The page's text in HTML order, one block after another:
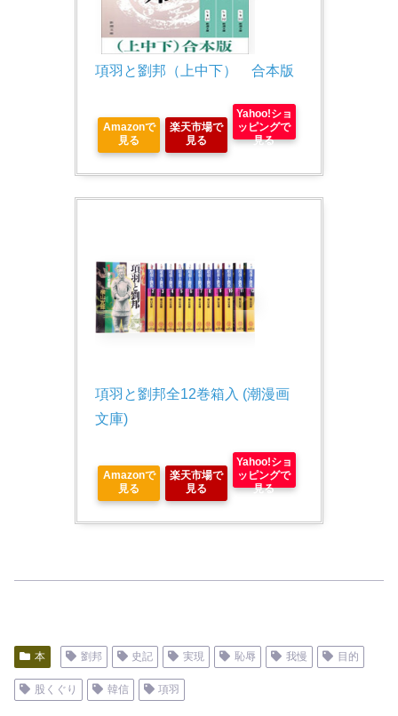
項羽と劉邦（上中下）　合本版
Amazonで
見る
楽天市場で
見る
Yahoo!ショ
ッピングで
見る
項羽と劉邦全12巻箱入 (潮漫画
文庫)
Amazonで
見る
楽天市場で
見る
Yahoo!ショ
ッピングで
見る
本 劉邦 史記 実現 恥辱 我慢 目的
股くぐり 韓信 項羽